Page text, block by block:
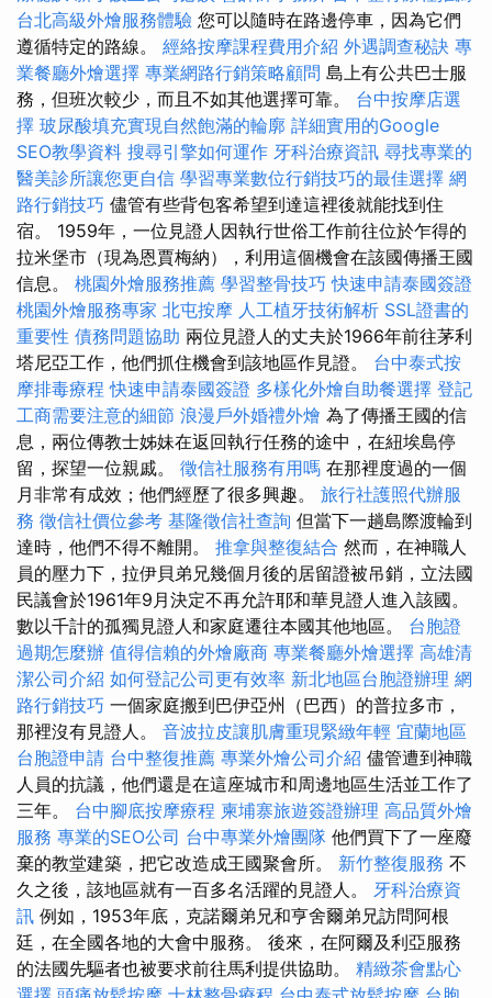
台北高級外燴服務體驗 您可以隨時在路邊停車，因為它們
遵循特定的路線。 經絡按摩課程費用介紹 外遇調查秘訣 專
業餐廳外燴選擇 專業網路行銷策略顧問 島上有公共巴士服
務，但班次較少，而且不如其他選擇可靠。 台中按摩店選
擇 玻尿酸填充實現自然飽滿的輪廓 詳細實用的Google
SEO教學資料 搜尋引擎如何運作 牙科治療資訊 尋找專業的
醫美診所讓您更自信 學習專業數位行銷技巧的最佳選擇 網
路行銷技巧 儘管有些背包客希望到達這裡後就能找到住
宿。 1959年，一位見證人因執行世俗工作前往位於乍得的
拉米堡市（現為恩賈梅納），利用這個機會在該國傳播王國
信息。 桃園外燴服務推薦 學習整骨技巧快速申請泰國簽證
桃園外燴服務專家 北屯按摩 人工植牙技術解析 SSL證書的
重要性 債務問題協助 兩位見證人的丈夫於1966年前往茅利
塔尼亞工作，他們抓住機會到該地區作見證。 台中泰式按
摩排毒療程快速申請泰國簽證 多樣化外燴自助餐選擇 登記
工商需要注意的細節 浪漫戶外婚禮外燴 為了傳播王國的信
息，兩位傳教士姊妹在返回執行任務的途中，在紐埃島停
留，探望一位親戚。 徵信社服務有用嗎 在那裡度過的一個
月非常有成效；他們經歷了很多興趣。 旅行社護照代辦服
務 徵信社價位參考 基隆徵信社查詢 但當下一趟島際渡輪到
達時，他們不得不離開。 推拿與整復結合 然而，在神職人
員的壓力下，拉伊貝弟兄幾個月後的居留證被吊銷，立法國
民議會於1961年9月決定不再允許耶和華見證人進入該國。
數以千計的孤獨見證人和家庭遷往本國其他地區。 台胞證
過期怎麼辦 值得信賴的外燴廠商 專業餐廳外燴選擇 高雄清
潔公司介紹 如何登記公司更有效率 新北地區台胞證辦理 網
路行銷技巧 一個家庭搬到巴伊亞州（巴西）的普拉多市，
那裡沒有見證人。 音波拉皮讓肌膚重現緊緻年輕 宜蘭地區
台胞證申請 台中整復推薦 專業外燴公司介紹 儘管遭到神職
人員的抗議，他們還是在這座城市和周邊地區生活並工作了
三年。 台中腳底按摩療程 柬埔寨旅遊簽證辦理 高品質外燴
服務 專業的SEO公司 台中專業外燴團隊 他們買下了一座廢
棄的教堂建築，把它改造成王國聚會所。 新竹整復服務 不
久之後，該地區就有一百多名活躍的見證人。 牙科治療資
訊 例如，1953年底，克諾爾弟兄和亨舍爾弟兄訪問阿根
廷，在全國各地的大會中服務。 後來，在阿爾及利亞服務
的法國先驅者也被要求前往馬利提供協助。 精緻茶會點心